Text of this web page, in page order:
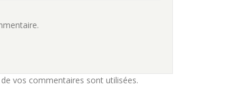
vos commentaires sont utilisées.